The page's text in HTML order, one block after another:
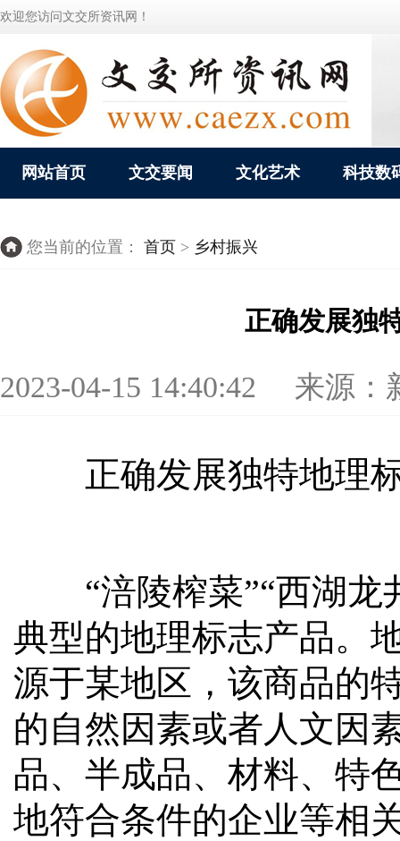
欢迎您访问文交所资讯网！
网站首页 文交要闻 文化艺术 科技数
您当前的位置： 首页 > 乡村振兴
正确发展独
2023-04-15 14:40:42 来源：
正确发展独特地理标
“涪陵榨菜”“西湖龙
典型的地理标志产品。
源于某地区，该商品的
的自然因素或者人文因
品、半成品、材料、特
地符合条件的企业等相